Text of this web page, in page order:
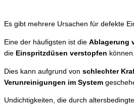
Es gibt mehrere Ursachen für defekte
Eine der häufigsten ist die Ablagerung
die Einspritzdüsen verstopfen können.
Dies kann aufgrund von schlechter
Verunreinigungen im System
Undichtigkeiten, die durch